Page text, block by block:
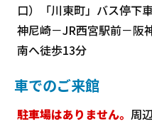
口）「川東町」バス停下
神尼崎－JR西宮駅前－阪
南へ徒歩13分
車でのご来館
駐車場はありません。 周